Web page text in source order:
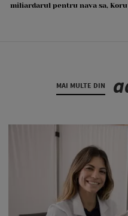
miliardarul pentru nava sa, Koru
MAI MULTE DIN